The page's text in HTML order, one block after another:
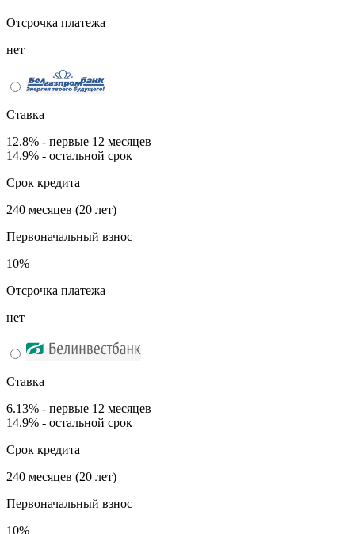
Отсрочка платежа
нет
Ставка
12.8% - первые 12 месяцев
14.9% - остальной срок
Срок кредита
240 месяцев (20 лет)
Первоначальный взнос
10%
Отсрочка платежа
нет
Ставка
6.13% - первые 12 месяцев
14.9% - остальной срок
Срок кредита
240 месяцев (20 лет)
Первоначальный взнос
10%